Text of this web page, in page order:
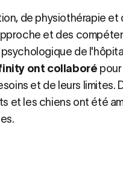
de physiothérapie et
et des
de
ont collaboré
et de leurs limites.
et les chiens ont été